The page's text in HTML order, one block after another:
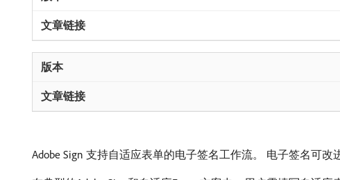
Adobe Sign 支持自适应表单的电子签名工作流。 电子签名可